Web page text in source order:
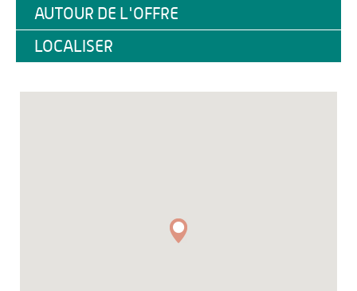
AUTOUR DE L'OFFRE
LOCALISER